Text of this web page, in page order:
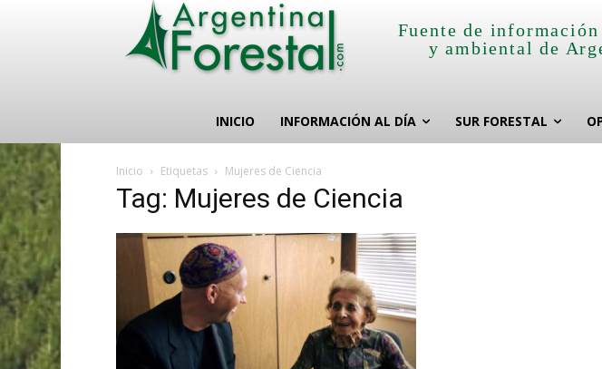
Fuente de
y ambiental de
INICIO INFORMACIÓN AL DÍA SUR FORESTAL
Inicio Etiquetas Mujeres de Ciencia
Tag: Mujeres de Ciencia